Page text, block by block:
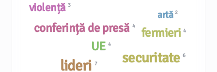
securitate6
lideri 7
violență 3
conferință de presă 4
artă 2
UE4
fermieri4